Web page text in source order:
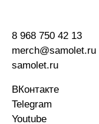
8 968 750 42 13
merch@samolet.ru
ВКонтакте
Telegram
samolet.ru
Youtube